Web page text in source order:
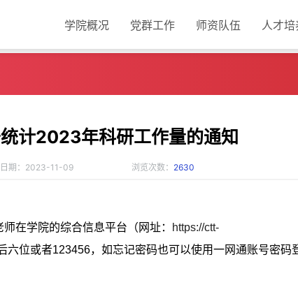
学院概况 党群工作 师资队伍 人才培
计2023年科研工作量的通知
期：2023-11-09 浏览次数： 2630
在学院的综合信息平台（网址： https://ctt-
六位或者123456，如忘记密码也可以使用一网通账号密码